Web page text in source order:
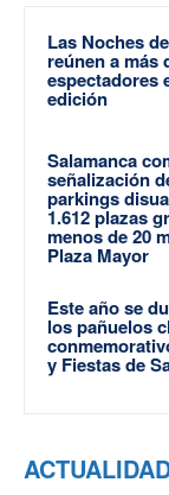
Las Noches
reúnen a más
espectadores
edición
Salamanca
señalización
parkings
1.612 plazas
menos de 20
Plaza Mayor
Este año se
los pañuelos
y Fiestas de